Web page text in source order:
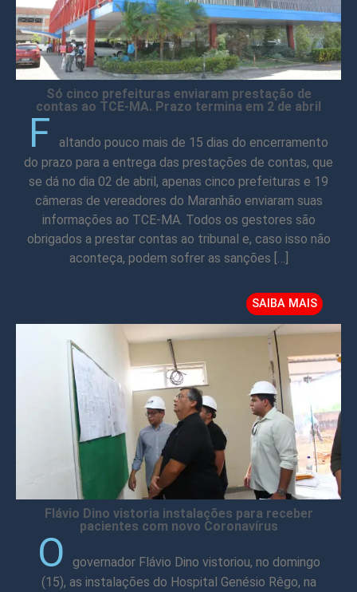
Só cinco prefeituras enviaram prestação de
contas ao TCE-MA. Prazo termina em 2 de abril
F
altando pouco mais de 15 dias do encerramento
do prazo para a entrega das prestações de contas, que
se dá no dia 02 de abril, apenas cinco prefeituras e 19
câmeras de vereadores do Maranhão enviaram suas
informações ao TCE-MA. Todos os gestores são
obrigados a prestar contas ao tribunal e, caso isso não
aconteça, podem sofrer as sanções […]
SAIBA MAIS
Flávio Dino vistoria instalações para receber
pacientes com novo Coronavírus
O
governador Flávio Dino vistoriou, no domingo
(15), as instalações do Hospital Genésio Rêgo, na